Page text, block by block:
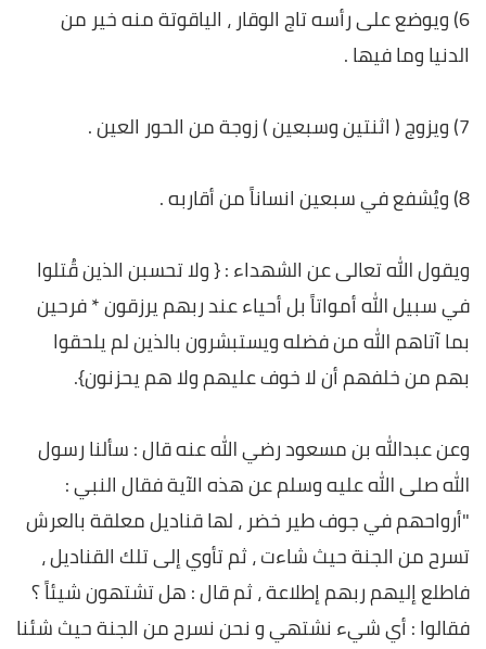
6) ويوضع على رأسه تاج الوقار ، الياقوتة منه خير من
الدنيا وما فيها .
7) ويزوج ( اثنتين وسبعين ) زوجة من الحور العين .
8) ويُشفع في سبعين انساناً من أقاربه .
ويقول الله تعالى عن الشهداء : { ولا تحسبن الذين قُتلوا
في سبيل الله أمواتاً بل أحياء عند ربهم يرزقون * فرحين
بما آتاهم الله من فضله ويستبشرون بالذين لم يلحقوا
بهم من خلفهم أن لا خوف عليهم ولا هم يحزنون}.
وعن عبدالله بن مسعود رضي الله عنه قال : سألنا رسول
الله صلى الله عليه وسلم عن هذه الآية فقال النبي :
"أرواحهم في جوف طير خضر ، لها قناديل معلقة بالعرش
تسرح من الجنة حيث شاءت ، ثم تأوي إلى تلك القناديل ،
فاطلع إليهم ربهم إطلاعة ، ثم قال : هل تشتهون شيئاً ؟
فقالوا : أي شيء نشتهي و نحن نسرح من الجنة حيث شئنا